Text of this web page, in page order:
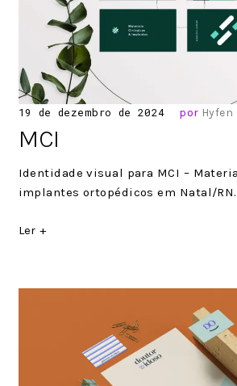
Posted
19 de dezembro de 2024 por Hyfen
MCI
Identidade visual para MCI –
implantes ortopédicos em Natal/RN.
Ler +